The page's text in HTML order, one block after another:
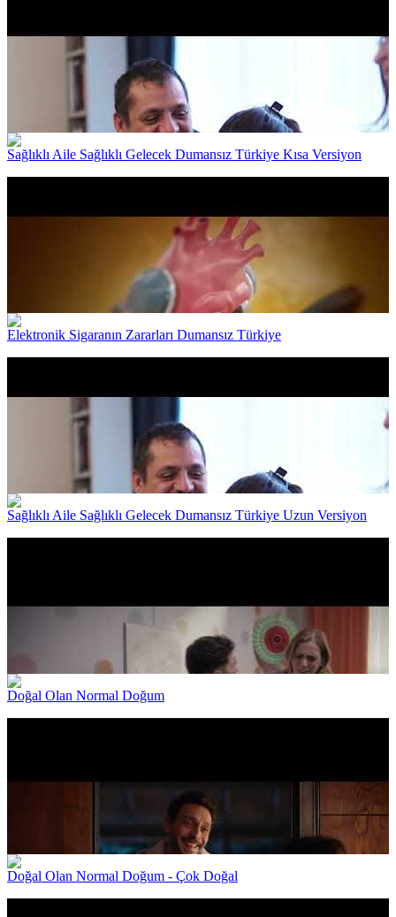
Sağlıklı Aile Sağlıklı Gelecek Dumansız Türkiye Kısa Versiyon
Elektronik Sigaranın Zararları Dumansız Türkiye
Sağlıklı Aile Sağlıklı Gelecek Dumansız Türkiye Uzun Versiyon
Doğal Olan Normal Doğum
Doğal Olan Normal Doğum - Çok Doğal